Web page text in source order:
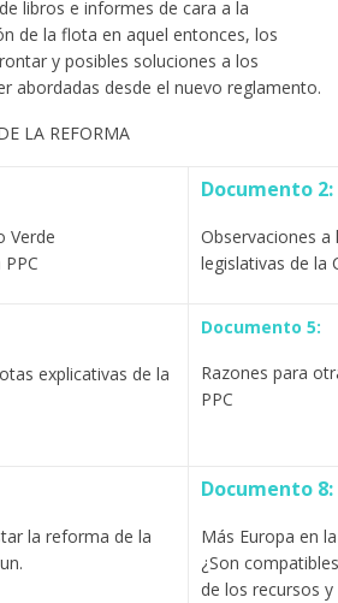
libros e informes de cara a la
de la flota en aquel entonces, los
y posibles soluciones a los
abordadas desde el nuevo reglamento.
LA REFORMA
Verde
Documento 2:
Observaciones
legislativas de la
explicativas de la
Documento 5:
Razones para
PPC
la reforma de la
Documento 8:
Más Europa en
¿Son
de los recursos